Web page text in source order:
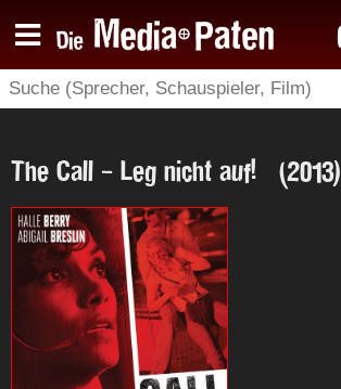
The Call - Leg nicht auf! (2013)